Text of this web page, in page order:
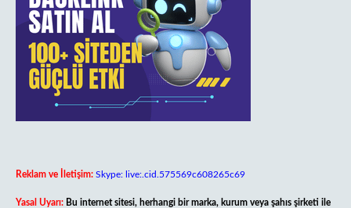
Reklam ve İletişim: Skype: live:.cid.575569c608265c69
Yasal Uyarı: Bu internet sitesi, herhangi bir marka, kurum veya şahıs şirketi ile